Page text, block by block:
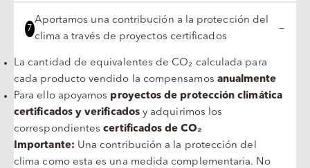
7
Aportamos una contribución a la protección del
clima a través de proyectos certificados
La cantidad de equivalentes de CO₂ calculada para
cada producto vendido la compensamos anualmente
Para ello apoyamos proyectos de protección climática
certificados y verificadosy adquirimos los
correspondientescertificados de CO₂
Importante: Una contribución a la protección del
clima como esta es una medida complementaria. No